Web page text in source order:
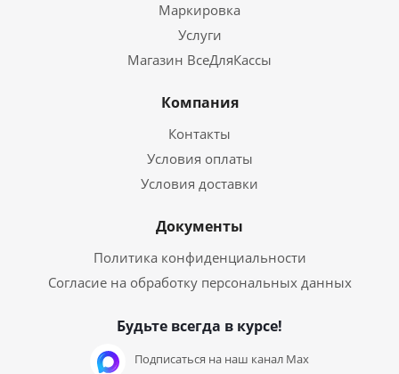
Маркировка
Услуги
Магазин ВсеДляКассы
Компания
Контакты
Условия оплаты
Условия доставки
Документы
Политика конфиденциальности
Согласие на обработку персональных данных
Будьте всегда в курсе!
Подписаться на наш канал Max